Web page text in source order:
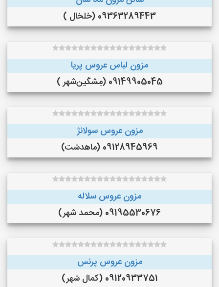
09363289443 (خلخال )
مزون لباس عروس پریا
09149905045 (مِشگین‌شهر )
مزون عروس سولانژ
09128945969 (ماهدشت)
مزون عروس سلاله
09195530676 (محمد شهر)
مزون عروس پرنس
09120933751 (کمال شهر)